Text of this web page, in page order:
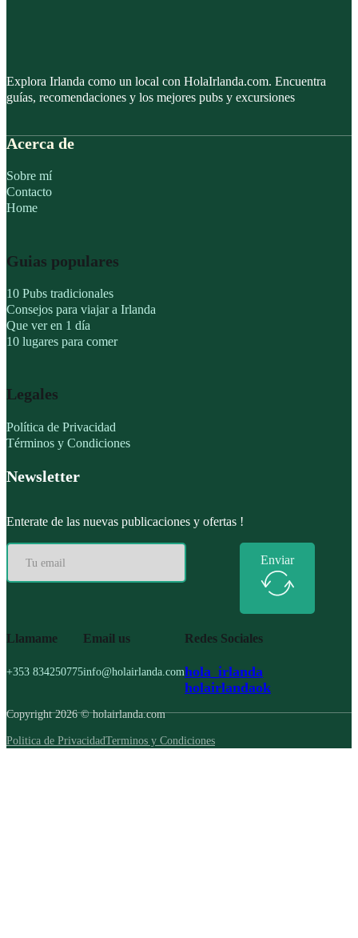
Explora Irlanda como un local con HolaIrlanda.com. Encuentra
guías, recomendaciones y los mejores pubs y excursiones
Acerca de
Sobre mí
Contacto
Home
Guias populares
10 Pubs tradicionales
Consejos para viajar a Irlanda
Que ver en 1 día
10 lugares para comer
Legales
Política de Privacidad
Términos y Condiciones
Newsletter
Enterate de las nuevas publicaciones y ofertas !
Enviar
Llamame
+353 834250775
Email us
info@holairlanda.com
Redes Sociales
hola_irlanda
holairlandaok
Copyright 2026 © holairlanda.com
Politica de PrivacidadTerminos y Condiciones